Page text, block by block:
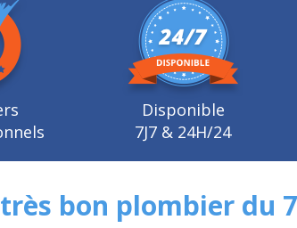
Disponible
7J7 & 24H/24
bon plombier du